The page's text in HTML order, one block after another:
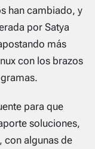
han cambiado, y
por Satya
más
con los brazos
para que
soluciones,
con algunas de